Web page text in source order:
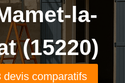
la-
(15220)
devis comparatifs